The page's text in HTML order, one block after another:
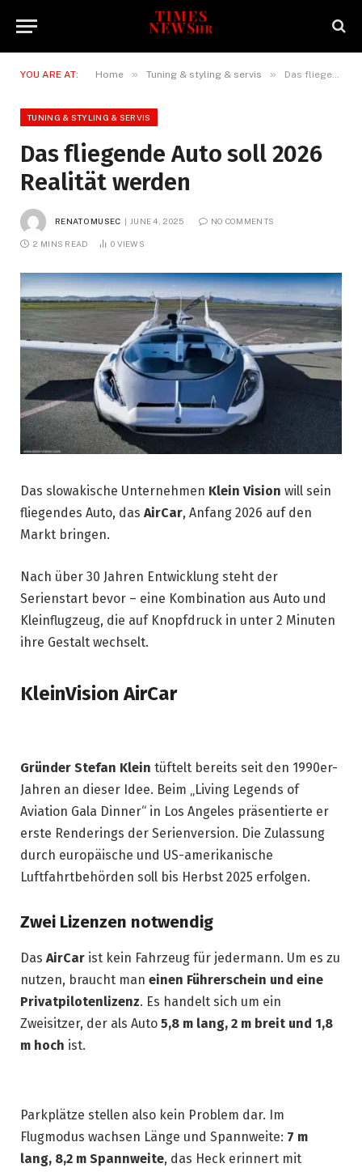
YOU ARE AT: Home » Tuning & styling & servis » Das fliegende Auto soll 2026 Realität werden
TUNING & STYLING & SERVIS
Das fliegende Auto soll 2026
Realität werden
RENATO MUSEC JUNE 4, 2025 NO COMMENTS
2 MINS READ 0 VIEWS
Das slowakische Unternehmen Klein Vision will sein
fliegendes Auto, das AirCar, Anfang 2026 auf den
Markt bringen.
Nach über 30 Jahren Entwicklung steht der
Serienstart bevor – eine Kombination aus Auto und
Kleinflugzeug, die auf Knopfdruck in unter 2 Minuten
ihre Gestalt wechselt.
KleinVision AirCar
Gründer Stefan Klein tüftelt bereits seit den 1990er-
Jahren an dieser Idee. Beim „Living Legends of
Aviation Gala Dinner“ in Los Angeles präsentierte er
erste Renderings der Serienversion. Die Zulassung
durch europäische und US-amerikanische
Luftfahrtbehörden soll bis Herbst 2025 erfolgen.
Zwei Lizenzen notwendig
Das AirCar ist kein Fahrzeug für jedermann. Um es zu
nutzen, braucht man einen Führerschein und eine
Privatpilotenlizenz. Es handelt sich um ein
Zweisitzer, der als Auto 5,8 m lang, 2 m breit und 1,8
m hoch ist.
Parkplätze stellen also kein Problem dar. Im
Flugmodus wachsen Länge und Spannweite: 7 m
lang, 8,2 m Spannweite, das Heck erinnert mit